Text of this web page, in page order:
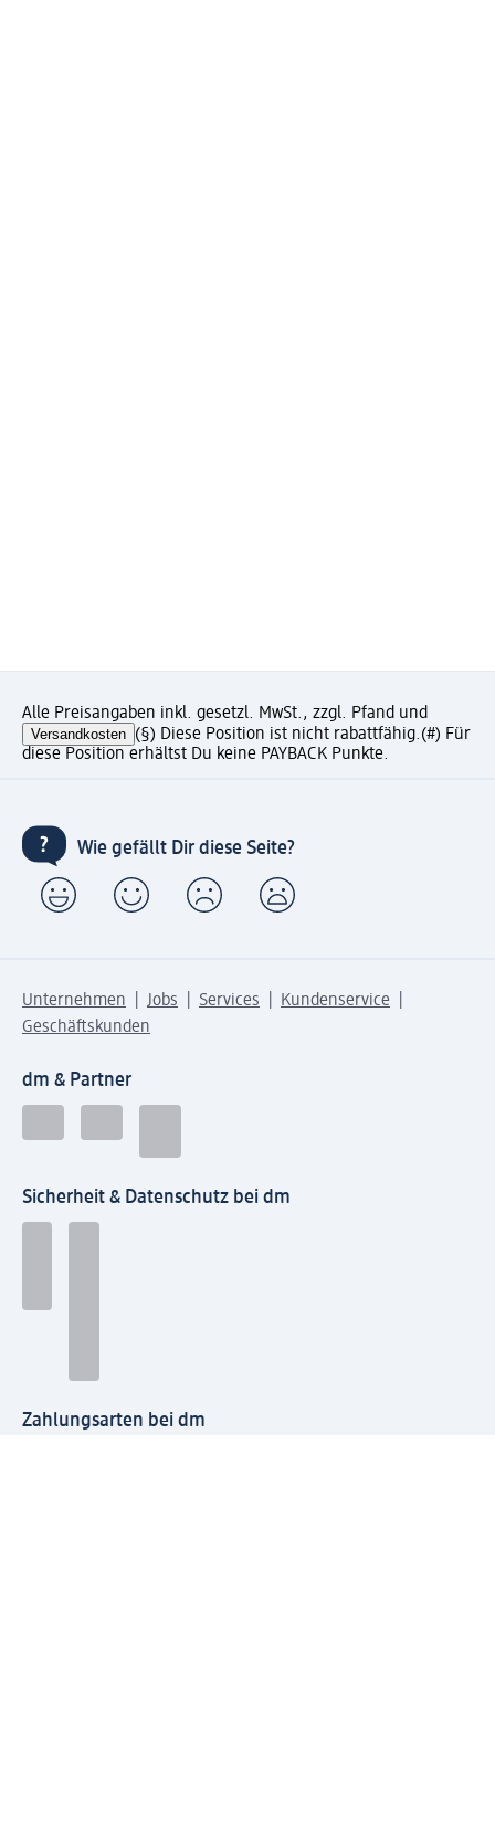
Alle Preisangaben inkl. gesetzl. MwSt., zzgl. Pfand und
Versandkosten (§) Diese Position ist nicht rabattfähig.(#) Für
diese Position erhältst Du keine PAYBACK Punkte.
Wie gefällt Dir diese Seite?
Unternehmen Jobs Services
Kundenservice
Geschäftskunden
dm & Partner
Sicherheit & Datenschutz bei dm
Zahlungsarten bei dm